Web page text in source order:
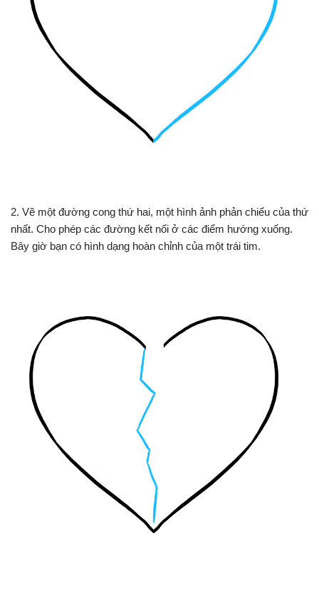
2. Vẽ một đường cong thứ hai, một hình ảnh phản chiếu của thứ
nhất. Cho phép các đường kết nối ở các điểm hướng xuống.
Bây giờ bạn có hình dạng hoàn chỉnh của một trái tim.